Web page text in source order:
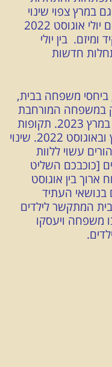
במרץ צפוי שינוי
במערך העבודה/שותפות . וחודשים יולי אוגוסט 2022
בין יולי
מהתחלות חדשות
משפחה בבית,
במשפחה המורחבת
ובית ההורים. התהליך הזה יסתיים במרץ 2023. תקופות
הקשורות לכך יבלטו בחודשים מרץ ובאוגוסט 2022. שינוי
עשוי ללוות
[כוכבכם השליט
בין אוגוסט
חשובים בנושאי העתיד
המתקשר לילדים
משפחה ויעסקו